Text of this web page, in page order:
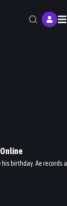
Online
birthday. Ae records a